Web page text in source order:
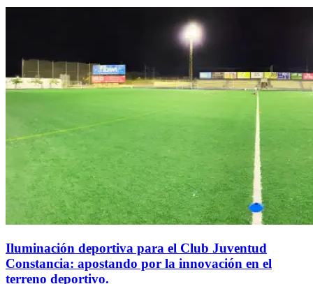
Iluminación deportiva para el Club Juventud
Constancia: apostando por la innovación en el
terreno deportivo.